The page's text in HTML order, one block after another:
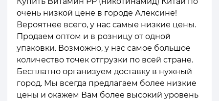
очень низкой цене в городе Алексине!
Вероятнее всего, у нас самые низкие цены.
Продаем оптом и в розницу от одной
упаковки. Возможно, у нас самое большое
количество точек отгрузки по всей стране.
Бесплатно организуем доставку в нужный
город. Мы всегда предлагаем более низкие
цены и окажем Вам более высокий уровень